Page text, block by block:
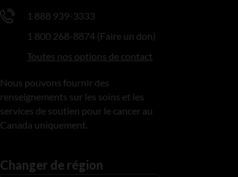
1 888 939-3333
1 800 268-8874 (Faire un don)
Toutes nos options de contact
Nous pouvons fournir des
renseignements sur les soins et les
services de soutien pour le cancer au
Canada uniquement.
Changer de région